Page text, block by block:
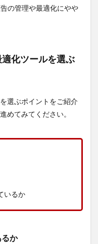
の管理や最適化にやや
化ツールを選ぶ
選ぶポイントをご紹介
めてみてください。
いるか
か